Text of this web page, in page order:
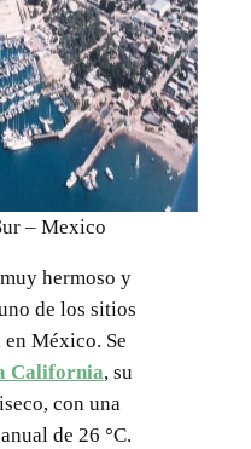
– Mexico
hermoso y
de los sitios
México. Se
California, su
con una
de 26 °C.